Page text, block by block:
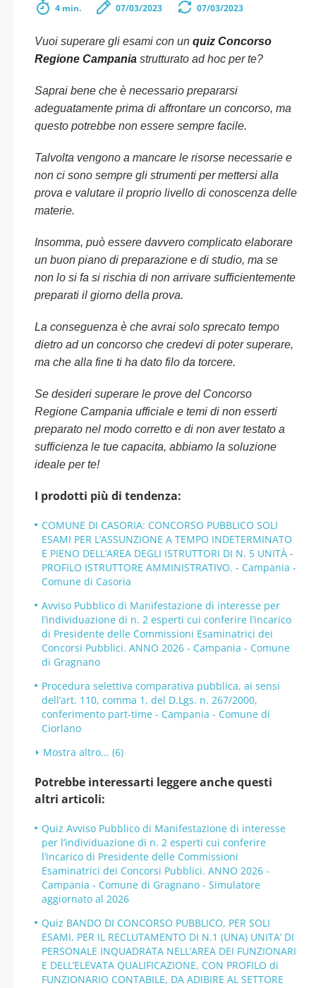
4 min. 07/03/2023 07/03/2023
Vuoi superare gli esami con un quiz Concorso
Regione Campania strutturato ad hoc per te?
Saprai bene che è necessario prepararsi
adeguatamente prima di affrontare un concorso, ma
questo potrebbe non essere sempre facile.
Talvolta vengono a mancare le risorse necessarie e
non ci sono sempre gli strumenti per mettersi alla
prova e valutare il proprio livello di conoscenza delle
materie.
Insomma, può essere davvero complicato elaborare
un buon piano di preparazione e di studio, ma se
non lo si fa si rischia di non arrivare sufficientemente
preparati il giorno della prova.
La conseguenza è che avrai solo sprecato tempo
dietro ad un concorso che credevi di poter superare,
ma che alla fine ti ha dato filo da torcere.
Se desideri superare le prove del Concorso
Regione Campania ufficiale e temi di non esserti
preparato nel modo corretto e di non aver testato a
sufficienza le tue capacita, abbiamo la soluzione
ideale per te!
I prodotti più di tendenza:
COMUNE DI CASORIA: CONCORSO PUBBLICO SOLI
ESAMI PER L’ASSUNZIONE A TEMPO INDETERMINATO
E PIENO DELL’AREA DEGLI ISTRUTTORI DI N. 5 UNITÀ -
PROFILO ISTRUTTORE AMMINISTRATIVO. - Campania -
Comune di Casoria
Avviso Pubblico di Manifestazione di interesse per
l’individuazione di n. 2 esperti cui conferire l’incarico
di Presidente delle Commissioni Esaminatrici dei
Concorsi Pubblici. ANNO 2026 - Campania - Comune
di Gragnano
Procedura selettiva comparativa pubblica, ai sensi
dell’art. 110, comma 1, del D.Lgs. n. 267/2000,
conferimento part-time - Campania - Comune di
Ciorlano
Mostra altro... (6)
Potrebbe interessarti leggere anche questi
altri articoli:
Quiz Avviso Pubblico di Manifestazione di interesse
per l’individuazione di n. 2 esperti cui conferire
l’incarico di Presidente delle Commissioni
Esaminatrici dei Concorsi Pubblici. ANNO 2026 -
Campania - Comune di Gragnano - Simulatore
aggiornato al 2026
Quiz BANDO DI CONCORSO PUBBLICO, PER SOLI
ESAMI, PER IL RECLUTAMENTO DI N.1 (UNA) UNITA’ DI
PERSONALE INQUADRATA NELL’AREA DEI FUNZIONARI
E DELL’ELEVATA QUALIFICAZIONE, CON PROFILO di
FUNZIONARIO CONTABILE, DA ADIBIRE AL SETTORE